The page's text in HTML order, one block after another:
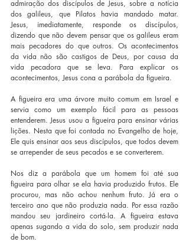
admiração dos discípulos de Jesus, sobre a notícia
dos galileus, que Pilatos havia mandado matar.
Jesus, imediatamente, responde os discípulos,
dizendo que não devem pensar que os galileus eram
mais pecadores do que outros. Os acontecimentos
da vida não são castigos de Deus, por causa da
vida pecadora que se leva. Para explicar os
acontecimentos, Jesus cona a parábola da figueira.
A figueira era uma árvore muito comum em Israel e
servia como um exemplo fácil para as pessoas
entenderem. Jesus usou a figueira para ensinar várias
lições. Nesta que foi contada no Evangelho de hoje,
Ele quis ensinar aos seus discípulos, que todos devem
se arrepender de seus pecados e se converterem.
Nos diz a parábola que um homem foi até sua
figueira para olhar se ela havia produzido frutos. Ele
procurou, mas não achou nenhum fruto. Já era o
terceiro ano que não produzia nada. Por essa razão
mandou seu jardineiro cortá-la. A figueira estava
apenas sugando a vida do solo, sem produzir nada
de bom.